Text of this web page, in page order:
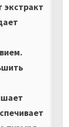
экстракт